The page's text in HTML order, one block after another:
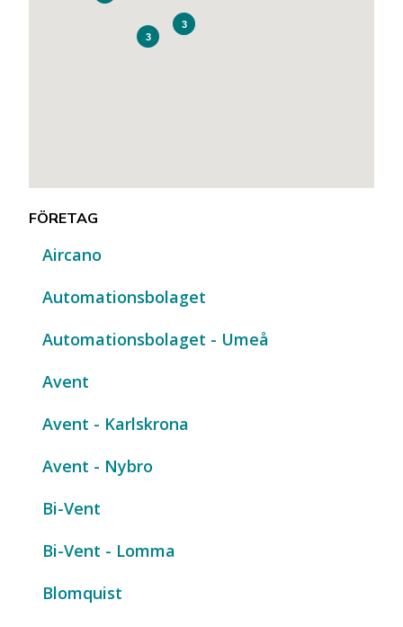
FÖRETAG
Aircano
Automationsbolaget
Automationsbolaget - Umeå
Avent
Avent - Karlskrona
Avent - Nybro
Bi-Vent
Bi-Vent - Lomma
Blomquist
3
3